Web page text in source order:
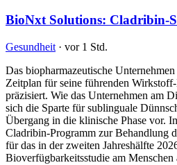
BioNxt Solutions: Cladribin-
Gesundheit · vor 1 Std.
Das biopharmazeutische
Zeitplan für seine führenden
präzisiert. Wie das Unternehmen am
sich die Sparte für sublinguale
Übergang in die klinische Phase vor.
Cladribin-Programm zur Behandlung
für das in der zweiten Jahreshälfte
Bioverfügbarkeitsstudie am